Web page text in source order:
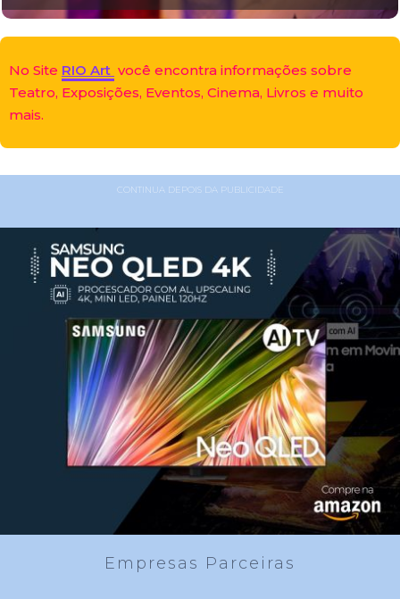
No Site RIO Art você encontra informações sobre
Teatro, Exposições, Eventos, Cinema, Livros e muito
mais.
CONTINUA DEPOIS DA PUBLICIDADE
Empresas Parceiras